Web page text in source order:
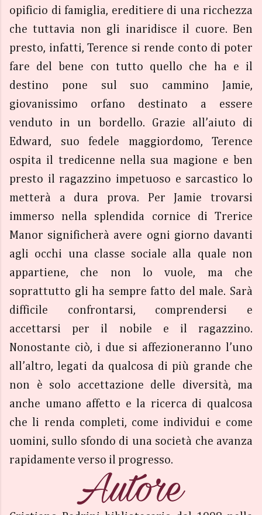
opificio di famiglia, ereditiere di una ricchezza
che tuttavia non gli inaridisce il cuore. Ben
presto, infatti, Terence si rende conto di poter
fare del bene con tutto quello che ha e il
destino pone sul suo cammino Jamie,
giovanissimo orfano destinato a essere
venduto in un bordello. Grazie all’aiuto di
Edward, suo fedele maggiordomo, Terence
ospita il tredicenne nella sua magione e ben
presto il ragazzino impetuoso e sarcastico lo
metterà a dura prova. Per Jamie trovarsi
immerso nella splendida cornice di Trerice
Manor significherà avere ogni giorno davanti
agli occhi una classe sociale alla quale non
appartiene, che non lo vuole, ma che
soprattutto gli ha sempre fatto del male. Sarà
difficile confrontarsi, comprendersi e
accettarsi per il nobile e il ragazzino.
Nonostante ciò, i due si affezioneranno l’uno
all’altro, legati da qualcosa di più grande che
non è solo accettazione delle diversità, ma
anche umano affetto e la ricerca di qualcosa
che li renda completi, come individui e come
uomini, sullo sfondo di una società che avanza
rapidamente verso il progresso.